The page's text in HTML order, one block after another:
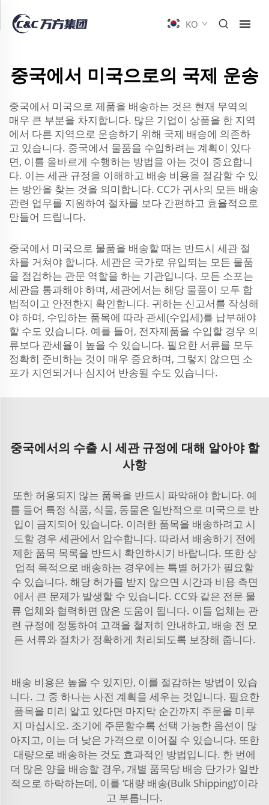
KO
중국에서 미국으로의 국제 운송
중국에서 미국으로 제품을 배송하는 것은 현재 무역의
매우 큰 부분을 차지합니다. 많은 기업이 상품을 한 지역
에서 다른 지역으로 운송하기 위해 국제 배송에 의존하
고 있습니다. 중국에서 물품을 수입하려는 계획이 있다
면, 이를 올바르게 수행하는 방법을 아는 것이 중요합니
다. 이는 세관 규정을 이해하고 배송 비용을 절감할 수 있
는 방안을 찾는 것을 의미합니다. CC가 귀사의 모든 배송
관련 업무를 지원하여 절차를 보다 간편하고 효율적으로
만들어 드립니다.
중국에서 미국으로 물품을 배송할 때는 반드시 세관 절
차를 거쳐야 합니다. 세관은 국가로 유입되는 모든 물품
을 점검하는 관문 역할을 하는 기관입니다. 모든 소포는
세관을 통과해야 하며, 세관에서는 해당 물품이 모두 합
법적이고 안전한지 확인합니다. 귀하는 신고서를 작성해
야 하며, 수입하는 품목에 따라 관세(수입세)를 납부해야
할 수도 있습니다. 예를 들어, 전자제품을 수입할 경우 의
류보다 관세율이 높을 수 있습니다. 필요한 서류를 모두
정확히 준비하는 것이 매우 중요하며, 그렇지 않으면 소
포가 지연되거나 심지어 반송될 수도 있습니다.
중국에서의 수출 시 세관 규정에 대해 알아야 할
사항
또한 허용되지 않는 품목을 반드시 파악해야 합니다. 예
를 들어 특정 식품, 식물, 동물은 일반적으로 미국으로 반
입이 금지되어 있습니다. 이러한 품목을 배송하려고 시
도할 경우 세관에서 압수합니다. 따라서 배송하기 전에
제한 품목 목록을 반드시 확인하시기 바랍니다. 또한 상
업적 목적으로 배송하는 경우에는 특별 허가가 필요할
수 있습니다. 해당 허가를 받지 않으면 시간과 비용 측면
에서 큰 문제가 발생할 수 있습니다. CC와 같은 전문 물
류 업체와 협력하면 많은 도움이 됩니다. 이들 업체는 관
련 규정에 정통하여 고객을 철저히 안내하고, 배송 전 모
든 서류와 절차가 정확하게 처리되도록 보장해 줍니다.
배송 비용은 높을 수 있지만, 이를 절감하는 방법이 있습
니다. 그 중 하나는 사전 계획을 세우는 것입니다. 필요한
품목을 미리 알고 있다면 마지막 순간까지 주문을 미루
지 마십시오. 조기에 주문할수록 선택 가능한 옵션이 많
아지고, 이는 더 낮은 가격으로 이어질 수 있습니다. 또한
대량으로 배송하는 것도 효과적인 방법입니다. 한 번에
더 많은 양을 배송할 경우, 개별 품목당 배송 단가가 일반
적으로 하락하는데, 이를 ‘대량 배송(Bulk Shipping)’이라
고 부릅니다.